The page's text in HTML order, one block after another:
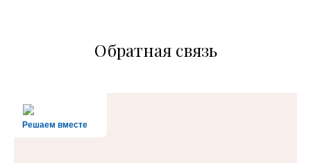
Обратная связь
Решаем вместе